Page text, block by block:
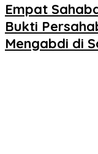
Empat
Bukti
Mengabdi di